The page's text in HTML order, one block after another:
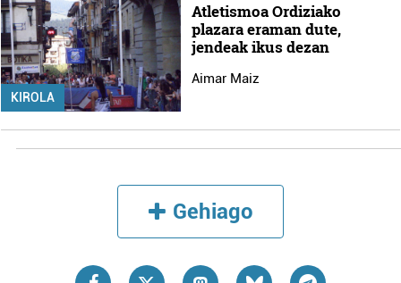
KIROLA
Atletismoa Ordiziako
plazara eraman dute,
jendeak ikus dezan
Aimar Maiz
Gehiago